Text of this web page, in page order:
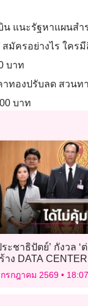
น แนะรัฐหาแผนสำ
สมัครอย่างไร ใคร
บาท
าทองปรับลด สวน
บาท
ระชาธิปัตย์’ กังวล ‘
าง DATA
คุ้มเสีย
รกฎาคม 2569